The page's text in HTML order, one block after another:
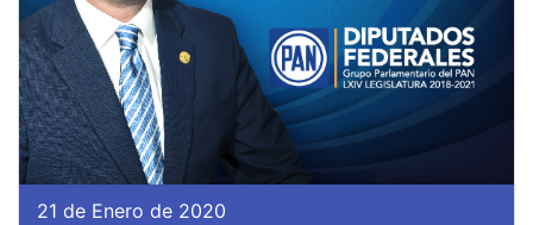
21 de Enero de 2020